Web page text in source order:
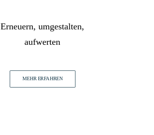
Erneuern, umgestalten,
aufwerten
MEHR ERFAHREN